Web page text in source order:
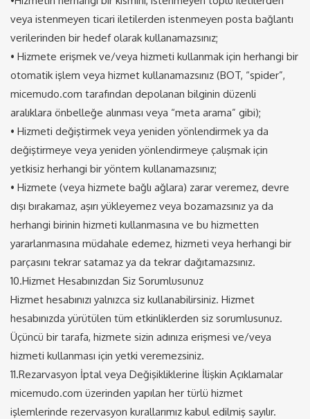
veya istenmeyen ticari iletilerden istenmeyen posta bağlantı
verilerinden bir hedef olarak kullanamazsınız;
• Hizmete erişmek ve/veya hizmeti kullanmak için herhangi bir
otomatik işlem veya hizmet kullanamazsınız (BOT, “spider”,
micemudo.com tarafından depolanan bilginin düzenli
aralıklara önbelleğe alınması veya “meta arama” gibi);
• Hizmeti değiştirmek veya yeniden yönlendirmek ya da
değiştirmeye veya yeniden yönlendirmeye çalışmak için
yetkisiz herhangi bir yöntem kullanamazsınız;
• Hizmete (veya hizmete bağlı ağlara) zarar veremez, devre
dışı bırakamaz, aşırı yükleyemez veya bozamazsınız ya da
herhangi birinin hizmeti kullanmasına ve bu hizmetten
yararlanmasına müdahale edemez, hizmeti veya herhangi bir
parçasını tekrar satamaz ya da tekrar dağıtamazsınız.
10.Hizmet Hesabınızdan Siz Sorumlusunuz
Hizmet hesabınızı yalnızca siz kullanabilirsiniz. Hizmet
hesabınızda yürütülen tüm etkinliklerden siz sorumlusunuz.
Üçüncü bir tarafa, hizmete sizin adınıza erişmesi ve/veya
hizmeti kullanması için yetki veremezsiniz.
11.Rezarvasyon İptal veya Değişikliklerine İlişkin Açıklamalar
micemudo.com üzerinden yapılan her türlü hizmet
işlemlerinde rezervasyon kurallarımız kabul edilmiş sayılır.